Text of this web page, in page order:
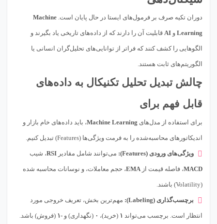
دوران تکیه صرف بر فرمول‌های ایستا در حال پایان است. Machine
Learning و AI قابلیت آن را دارند که از داده‌های تاریخی یاد بگیرند و
الگوهایی را کشف کنند که فراتر از توانایی‌های تحلیل‌گران انسانی یا
الگوریتم‌های ثابت هستند.
چالش تبدیل تحلیل تکنیکال به داده‌های
قابل فهم برای
برای استفاده از مدل‌های Machine Learning، باید داده‌های خام بازار و
اندیکاتورهای محاسبه‌شده را به فرمت ویژگی‌ها (Features) تبدیل کنیم.
ویژگی‌های ورودی (Features): می‌توانند شامل مقادیر RSI، شیب
MACD، فاصله قیمت ازEMA، حجم معاملات، و نوسانات محاسبه شده
(Volatility) باشند.
برچسب‌گذاری (Labeling): مهم‌ترین بخش، تعریف خروجی مورد
انتظار است. برچسب می‌تواند ۱ (خرید)، ۰ (نگهداری) و -۱ (فروش) باشد.